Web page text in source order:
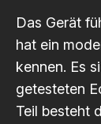
Das Gerät
hat ein
kennen. Es
getesteten
Teil besteht